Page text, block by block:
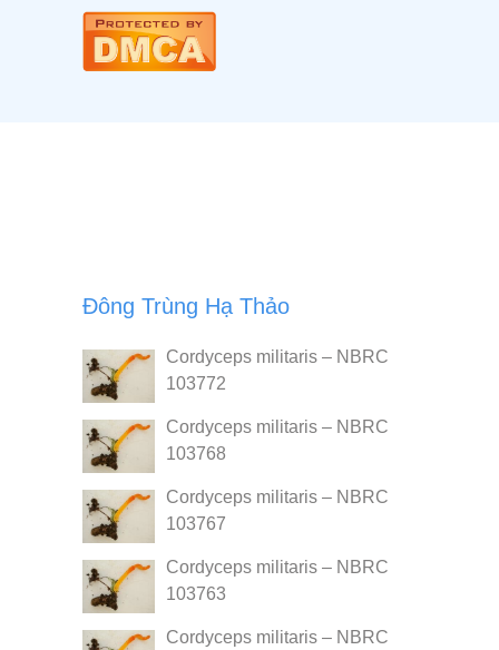
Đông Trùng Hạ Thảo
Cordyceps militaris – NBRC
103772
Cordyceps militaris – NBRC
103768
Cordyceps militaris – NBRC
103767
Cordyceps militaris – NBRC
103763
Cordyceps militaris – NBRC